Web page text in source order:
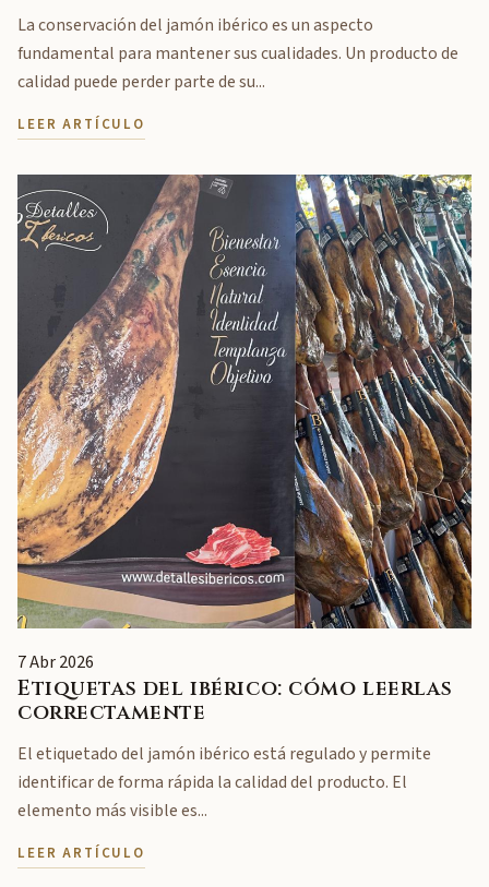
La conservación del jamón ibérico es un aspecto
fundamental para mantener sus cualidades. Un producto de
calidad puede perder parte de su...
LEER ARTÍCULO
7 Abr 2026
Etiquetas del ibérico: cómo leerlas
correctamente
El etiquetado del jamón ibérico está regulado y permite
identificar de forma rápida la calidad del producto. El
elemento más visible es...
LEER ARTÍCULO